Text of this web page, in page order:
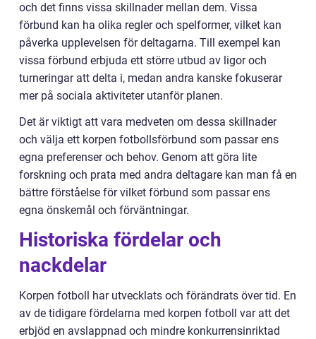
och det finns vissa skillnader mellan dem. Vissa
förbund kan ha olika regler och spelformer, vilket kan
påverka upplevelsen för deltagarna. Till exempel kan
vissa förbund erbjuda ett större utbud av ligor och
turneringar att delta i, medan andra kanske fokuserar
mer på sociala aktiviteter utanför planen.
Det är viktigt att vara medveten om dessa skillnader
och välja ett korpen fotbollsförbund som passar ens
egna preferenser och behov. Genom att göra lite
forskning och prata med andra deltagare kan man få en
bättre förståelse för vilket förbund som passar ens
egna önskemål och förväntningar.
Historiska fördelar och
nackdelar
Korpen fotboll har utvecklats och förändrats över tid. En
av de tidigare fördelarna med korpen fotboll var att det
erbjöd en avslappnad och mindre konkurrensinriktad